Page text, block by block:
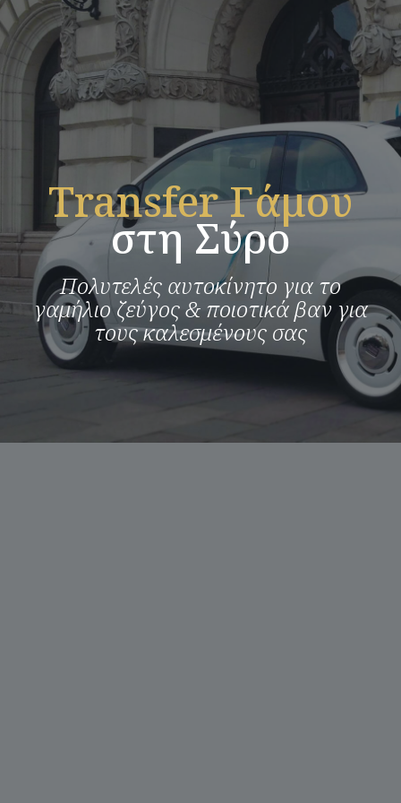
Τransfer Γάμου
στη Σύρο
Πολυτελές αυτοκίνητο για το
γαμήλιο ζεύγος & ποιοτικά βαν για
τους καλεσμένους σας